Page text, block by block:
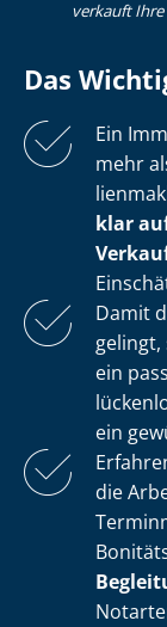
verkauft
Das
Ein
mehr
klar
Damit
ein
ein
die